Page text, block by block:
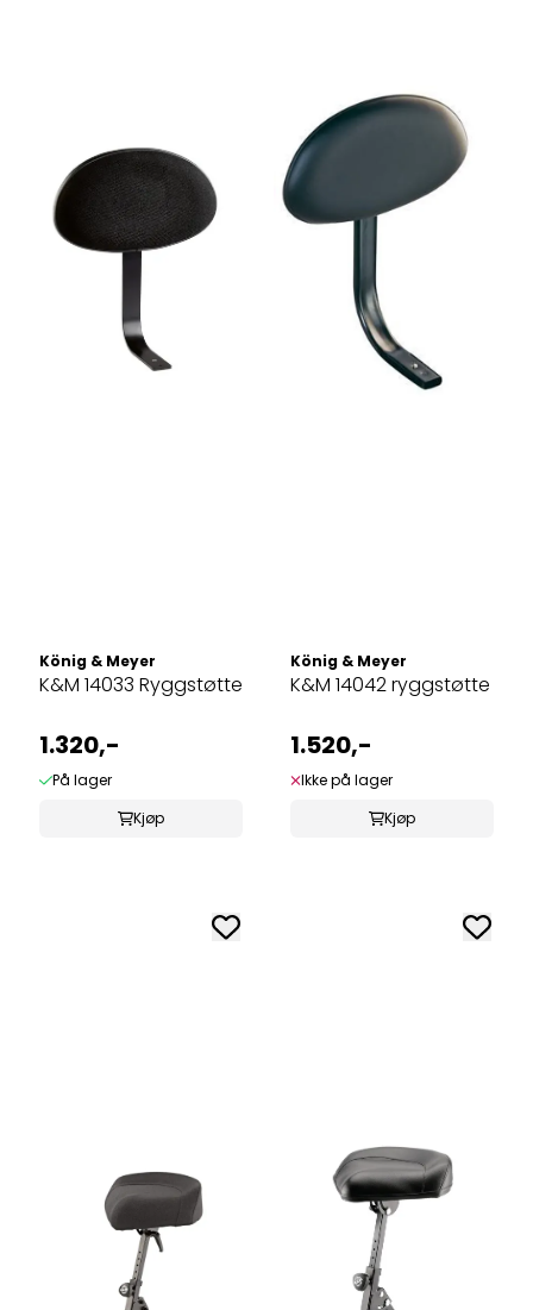
König & Meyer
K&M 14033 Ryggstøtte
1.320,-
På lager
Kjøp
König & Meyer
K&M 14042 ryggstøtte
1.520,-
Ikke på lager
Kjøp